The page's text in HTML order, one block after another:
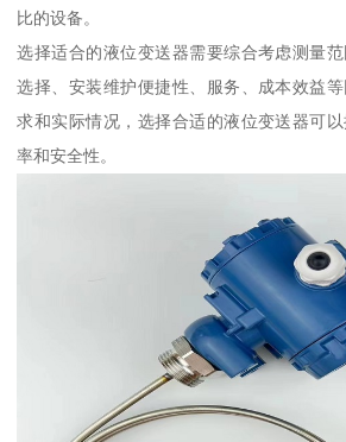
比的设备。
选择适合的液位变送器需要综合考虑测量
选择、安装维护便捷性、服务、成本效益
求和实际情况，选择合适的液位变送器可
率和安全性。